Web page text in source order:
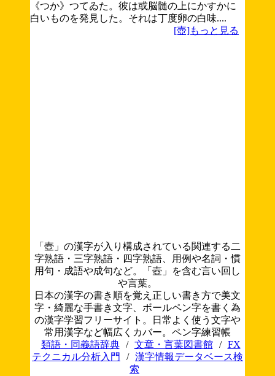
《つか》つてゐた。彼は或脳髄の上にかすかに
白いものを発見した。それは丁度卵の白味....
[壺]もっと見る
「壺」の漢字が入り構成されている関連する二
字熟語・三字熟語・四字熟語、用例や名詞・慣
用句・成語や成句など。「壺」を含む言い回し
や言葉。
日本の漢字の書き順を覚え正しい書き方で美文
字・綺麗な手書き文字、ボールペン字を書く為
の漢字学習フリーサイト。日常よく使う文字や
常用漢字など幅広くカバー。ペン字練習帳
類語・同義語辞典
/ 文章・言葉図書館 /
FX
テクニカル分析入門
/ 漢字情報データベース検
索